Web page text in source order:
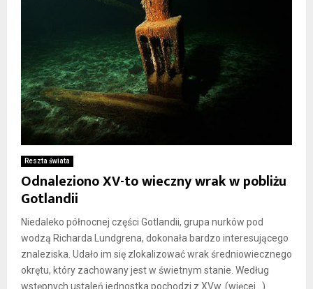
Reszta świata
Odnaleziono XV-to wieczny wrak w pobliżu
Gotlandii
Niedaleko północnej części Gotlandii, grupa nurków pod
wodzą Richarda Lundgrena, dokonała bardzo interesującego
znaleziska. Udało im się zlokalizować wrak średniowiecznego
okrętu, który zachowany jest w świetnym stanie. Według
wstępnych ustaleń jednostka pochodzi z XVw. (więcej…)